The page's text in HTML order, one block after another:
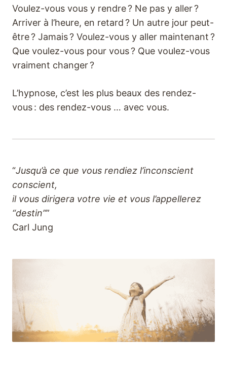
Voulez-vous vous y rendre ? Ne pas y aller ?
Arriver à l’heure, en retard ? Un autre jour peut-
être ? Jamais ? Voulez-vous y aller maintenant ?
Que voulez-vous pour vous ? Que voulez-vous
vraiment changer ?
L’hypnose, c’est les plus beaux des rendez-
vous : des rendez-vous … avec vous.
“Jusqu’à ce que vous rendiez l’inconscient
conscient,
il vous dirigera votre vie et vous l’appellerez
“destin””
Carl Jung